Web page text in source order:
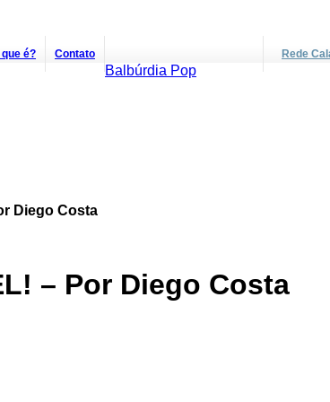
que é? Contato Rede
Balbúrdia Pop
Diego Costa
– Por Diego Costa